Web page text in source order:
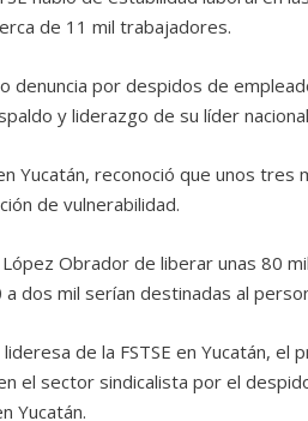
de 11 mil trabajadores.
denuncia por despidos de
y liderazgo de su líder
Yucatán, reconoció que unos
de vulnerabilidad.
Obrador de liberar unas 80
dos mil serían destinadas al
de la FSTSE en Yucatán,
el sector sindicalista por el
Yucatán.